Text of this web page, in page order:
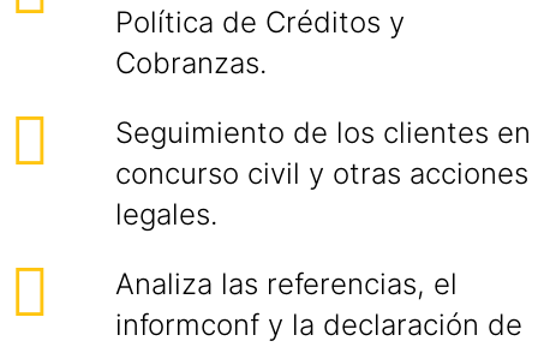
Política de Créditos y
Cobranzas.
Seguimiento de los clientes en
concurso civil y otras acciones
legales.
Analiza las referencias, el
informconf y la declaración de